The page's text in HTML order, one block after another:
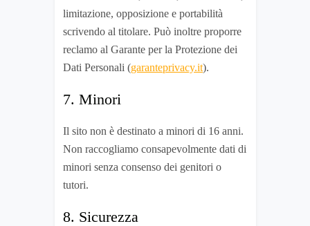
limitazione, opposizione e portabilità
scrivendo al titolare. Può inoltre proporre
reclamo al Garante per la Protezione dei
Dati Personali (garanteprivacy.it).
7. Minori
Il sito non è destinato a minori di 16 anni.
Non raccogliamo consapevolmente dati di
minori senza consenso dei genitori o
tutori.
8. Sicurezza